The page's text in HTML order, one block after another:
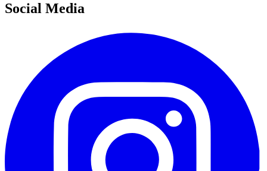
Social Media